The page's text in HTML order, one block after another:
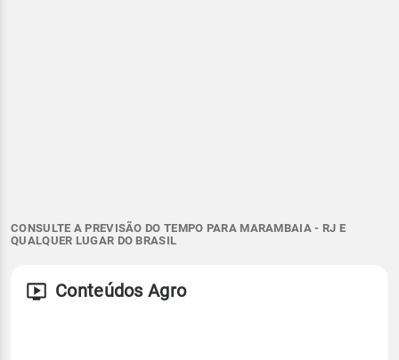
CONSULTE A PREVISÃO DO TEMPO PARA MARAMBAIA - RJ E
QUALQUER LUGAR DO BRASIL
Conteúdos Agro